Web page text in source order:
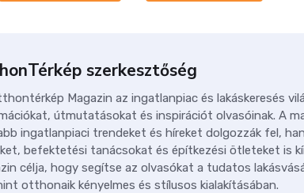
szerkesztőség
Magazin az ingatlanpiac és lakáskeresés
útmutatásokat és inspirációt olvasóinak. A
ingatlanpiaci trendeket és híreket dolgozzák fel,
befektetési tanácsokat és építkezési ötleteket is
célja, hogy segítse az olvasókat a tudatos
otthonaik kényelmes és stílusos kialakításában.